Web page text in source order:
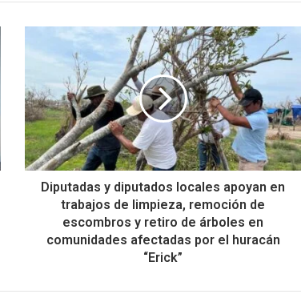
Diputadas y diputados locales apoyan en
trabajos de limpieza, remoción de
escombros y retiro de árboles en
comunidades afectadas por el huracán
“Erick”